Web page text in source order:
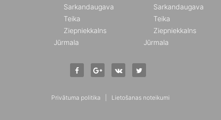
Sarkandaugava
Teika
Ziepniekkalns
Jūrmala
Sarkandaugava
Teika
Ziepniekkalns
Jūrmala
Privātuma politika Lietošanas noteikumi